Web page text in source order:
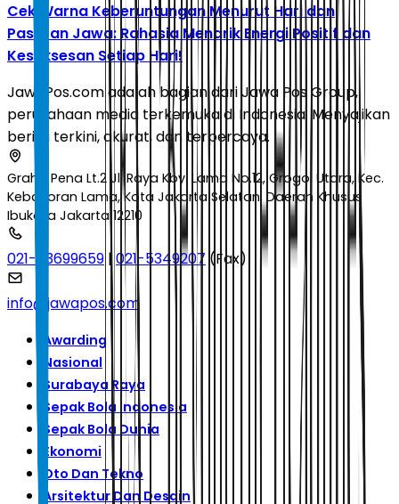
Cek Warna Keberuntungan Menurut Hari dan
Pasaran Jawa: Rahasia Menarik Energi Positif dan
Kesuksesan Setiap Hari!
JawaPos.com adalah bagian dari Jawa Pos Group,
perusahaan media terkemuka di Indonesia. Menyajikan
berita terkini, akurat, dan terpercaya.
Graha Pena Lt.2 Jl. Raya Kby. Lama No.12, Grogol Utara, Kec.
Kebayoran Lama, Kota Jakarta Selatan, Daerah Khusus
Ibukota Jakarta 12210
021-53699659 |021-5349207 (Fax)
info@jawapos.com
Awarding
Nasional
Surabaya Raya
Sepak Bola Indonesia
Sepak Bola Dunia
Ekonomi
Oto Dan Tekno
Arsitektur Dan Desain